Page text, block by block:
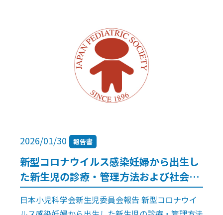
2026/01/30 報告書
新型コロナウイルス感染妊婦から出生し
た新生児の診療・管理方法および社会的
影響に関する調査
日本小児科学会新生児委員会報告 新型コロナウイ